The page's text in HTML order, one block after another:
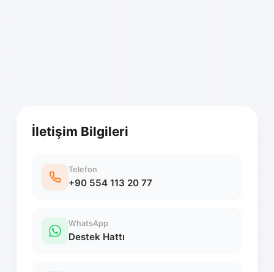
İletişim Bilgileri
Telefon
+90 554 113 20 77
WhatsApp
Destek Hattı